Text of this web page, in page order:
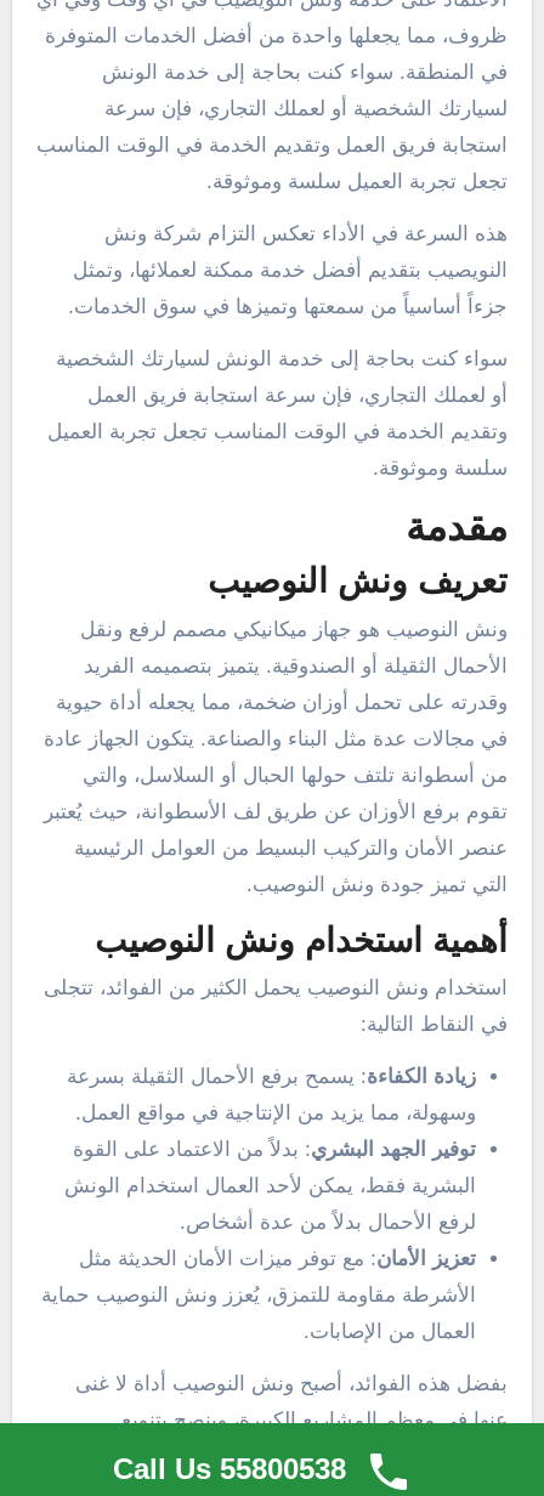
ظروف، مما يجعلها واحدة من أفضل الخدمات المتوفرة
في المنطقة. سواء كنت بحاجة إلى خدمة الونش
لسيارتك الشخصية أو لعملك التجاري، فإن سرعة
استجابة فريق العمل وتقديم الخدمة في الوقت المناسب
تجعل تجربة العميل سلسة وموثوقة.
هذه السرعة في الأداء تعكس التزام شركة ونش
النويصيب بتقديم أفضل خدمة ممكنة لعملائها، وتمثل
جزءاً أساسياً من سمعتها وتميزها في سوق الخدمات.
سواء كنت بحاجة إلى خدمة الونش لسيارتك الشخصية
أو لعملك التجاري، فإن سرعة استجابة فريق العمل
وتقديم الخدمة في الوقت المناسب تجعل تجربة العميل
سلسة وموثوقة.
مقدمة
تعريف ونش النوصيب
ونش النوصيب هو جهاز ميكانيكي مصمم لرفع ونقل
الأحمال الثقيلة أو الصندوقية. يتميز بتصميمه الفريد
وقدرته على تحمل أوزان ضخمة، مما يجعله أداة حيوية
في مجالات عدة مثل البناء والصناعة. يتكون الجهاز عادة
من أسطوانة تلتف حولها الحبال أو السلاسل، والتي
تقوم برفع الأوزان عن طريق لف الأسطوانة، حيث يُعتبر
عنصر الأمان والتركيب البسيط من العوامل الرئيسية
التي تميز جودة ونش النوصيب.
أهمية استخدام ونش النوصيب
استخدام ونش النوصيب يحمل الكثير من الفوائد، تتجلى
في النقاط التالية:
زيادة الكفاءة: يسمح برفع الأحمال الثقيلة بسرعة
وسهولة، مما يزيد من الإنتاجية في مواقع العمل.
توفير الجهد البشري: بدلاً من الاعتماد على القوة
البشرية فقط، يمكن لأحد العمال استخدام الونش
لرفع الأحمال بدلاً من عدة أشخاص.
تعزيز الأمان: مع توفر ميزات الأمان الحديثة مثل
الأشرطة مقاومة للتمزق، يُعزز ونش النوصيب حماية
العمال من الإصابات.
بفضل هذه الفوائد، أصبح ونش النوصيب أداة لا غنى
عنها في معظم المشاريع الكبيرة، وينصح بتنويع
استخداماته لتحقيق أقصى استفادة منه.
Call Us 55800538